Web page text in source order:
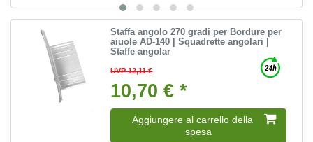
Staffa angolo 270 gradi per Bordure per
aiuole AD-140 | Squadrette angolari |
Staffe angolar
UVP 12,11 €
10,70 € *
Aggiungere al carrello della
spesa